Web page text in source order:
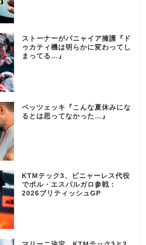
ストーナーがバニャイア擁護『ド
ゥカティ機は明らかに変わってし
まってる…』
ベッツェッキ『こんな夏休みにな
るとは思ってなかった…』
KTMテック3、ビニャーレス代役
でポル・エスパルガロ参戦：
2026ブリティッシュGP